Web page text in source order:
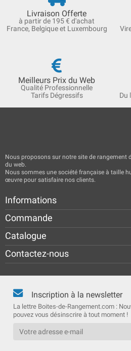
Livraison Offerte
à partir de 195 € d'achat
France, Belgique et Luxembourg
Meilleurs Prix du Web
Qualité Professionnelle
Tarifs Dégressifs
Du
Nous proposons sur notre site de rangement
du web.
Nous sommes une société française à taille
œuvre pour satisfaire nos clients.
Informations
Commande
Catalogue
Contactez-nous
Inscription à la newsletter
La lettre Boites-de-Rangement.com :
pouvez vous désinscrire à tout moment !